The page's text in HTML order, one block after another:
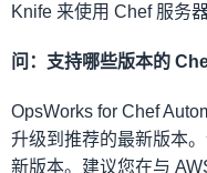
Knife 来使用 Chef 服务
问：支持哪些版本的
OpsWorks for Chef
升级到推荐的最新版本
新版本。建议您在与